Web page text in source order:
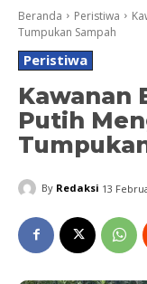
Beranda Peristiwa
Tumpukan Sampah
Peristiwa
Kawanan
Putih
By Redaksi 13